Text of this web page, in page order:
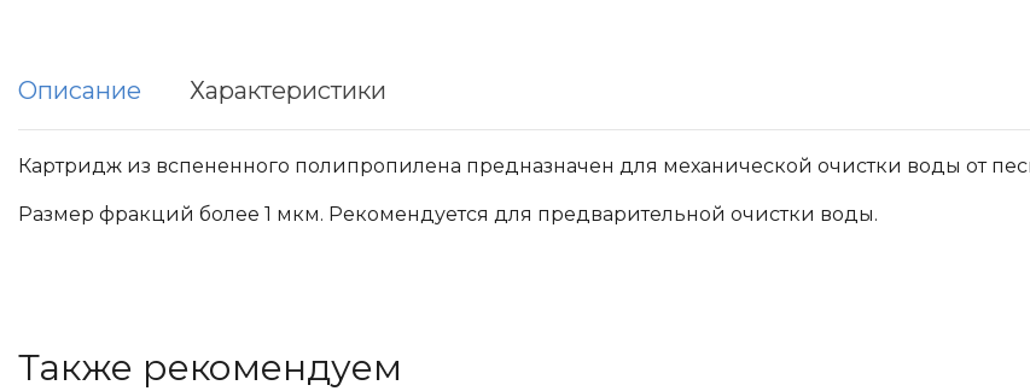
Описание Характеристики
Картридж из вспененного полипропилена предназначен для механической очистки воды от
Размер фракций более 1 мкм. Рекомендуется для предварительной очистки воды.
Также рекомендуем